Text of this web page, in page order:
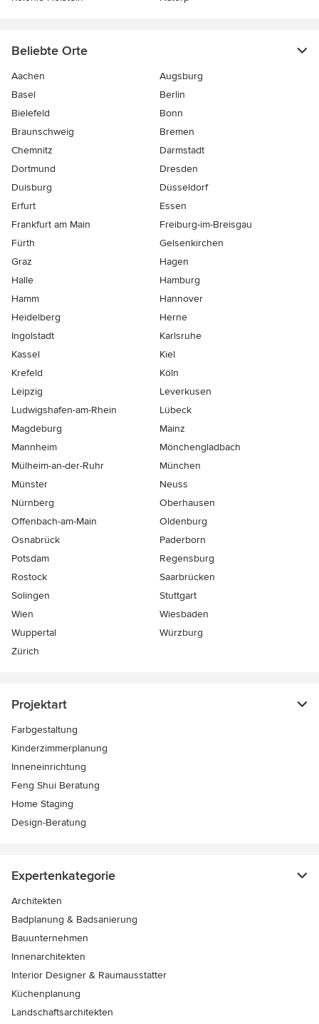
Beliebte Orte
Aachen
Augsburg
Basel
Berlin
Bielefeld
Bonn
Braunschweig
Bremen
Chemnitz
Darmstadt
Dortmund
Dresden
Duisburg
Düsseldorf
Erfurt
Essen
Frankfurt am Main
Freiburg-im-Breisgau
Fürth
Gelsenkirchen
Graz
Hagen
Halle
Hamburg
Hamm
Hannover
Heidelberg
Herne
Ingolstadt
Karlsruhe
Kassel
Kiel
Krefeld
Köln
Leipzig
Leverkusen
Ludwigshafen-am-Rhein
Lübeck
Magdeburg
Mainz
Mannheim
Mönchen­gladbach
Mülheim-an-der-Ruhr
München
Münster
Neuss
Nürnberg
Oberhausen
Offenbach-am-Main
Oldenburg
Osnabrück
Paderborn
Potsdam
Regensburg
Rostock
Saarbrücken
Solingen
Stuttgart
Wien
Wiesbaden
Wuppertal
Würzburg
Zürich
Projektart
Farbgestaltung
Kinderzimmerplanung
Inneneinrichtung
Feng Shui Beratung
Home Staging
Design-Beratung
Expertenkategorie
Architekten
Badplanung & Badsanierung
Bauunternehmen
Innenarchitekten
Interior Designer & Raumausstatter
Küchenplanung
Landschaftsarchitekten